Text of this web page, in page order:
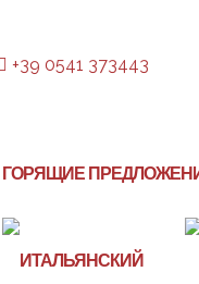
+39 0541 373443
ГОРЯЩИЕ